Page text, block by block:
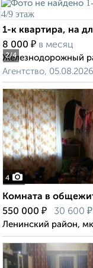
2/4
1-к квартира, на
8 000 ₽ в месяц
Железнодорожный
Агентство, 05.08.2026
4
Комната в
550 000 ₽ 30 600 ₽
Ленинский район,